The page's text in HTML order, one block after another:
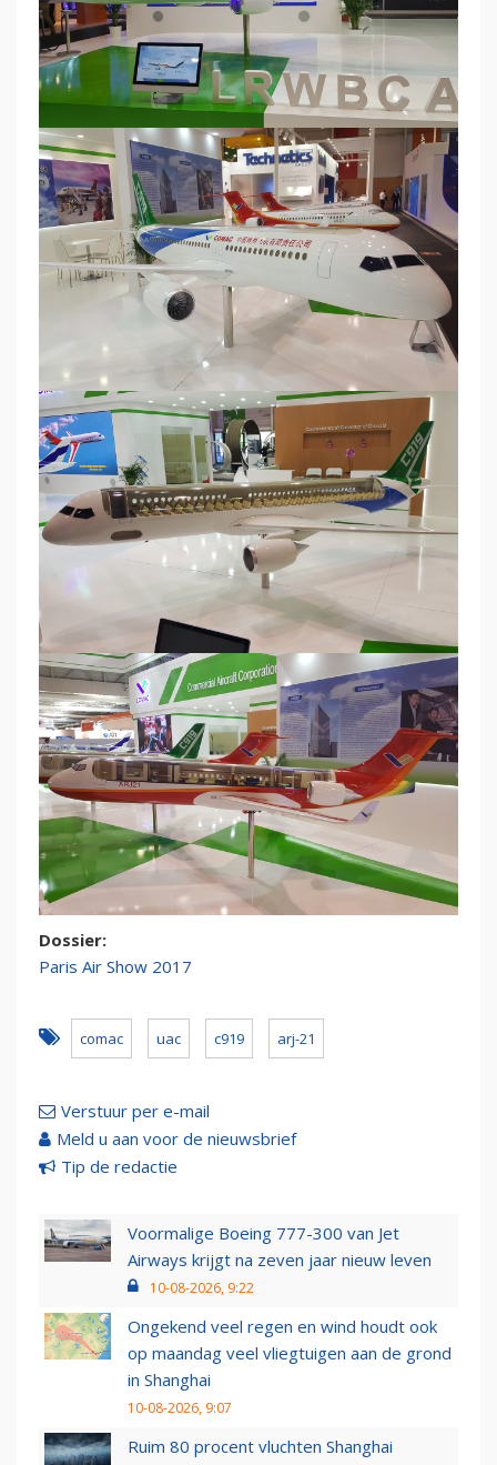
Dossier:
Paris Air Show 2017
comac uac c919 arj-21
Verstuur per e-mail
Meld u aan voor de nieuwsbrief
Tip de redactie
Voormalige Boeing 777-300 van Jet
Airways krijgt na zeven jaar nieuw leven
10-08-2026, 9:22
Ongekend veel regen en wind houdt ook
op maandag veel vliegtuigen aan de grond
in Shanghai
10-08-2026, 9:07
Ruim 80 procent vluchten Shanghai